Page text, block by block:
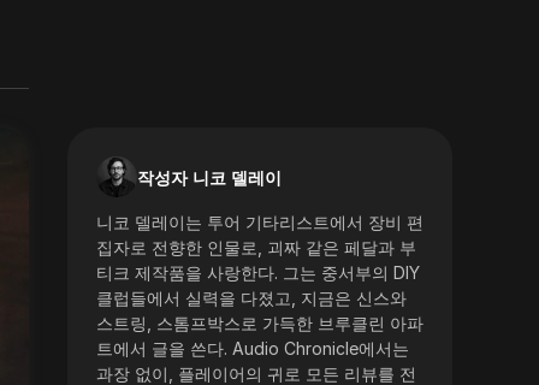
작성자 니코 델레이
니코 델레이는 투어 기타리스트에서 장비 편
집자로 전향한 인물로, 괴짜 같은 페달과 부
티크 제작품을 사랑한다. 그는 중서부의 DIY
클럽들에서 실력을 다졌고, 지금은 신스와
스트링, 스톰프박스로 가득한 브루클린 아파
트에서 글을 쓴다. Audio Chronicle에서는
과장 없이, 플레이어의 귀로 모든 리뷰를 전